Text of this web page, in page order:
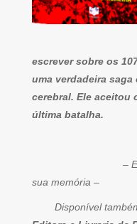
escrever sobre os
uma verdadeira
cerebral. Ele aceitou
última batalha.
– Esta obra é
sua memória –
Disponível